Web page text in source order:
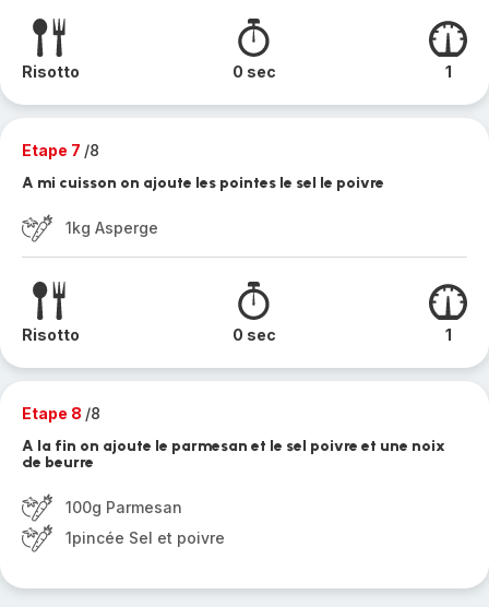
Risotto 0 sec 1
Etape 7 /8
A mi cuisson on ajoute les pointes le sel le poivre
1kg Asperge
Risotto 0 sec 1
Etape 8 /8
A la fin on ajoute le parmesan et le sel poivre et une noix
de beurre
100g Parmesan
1pincée Sel et poivre